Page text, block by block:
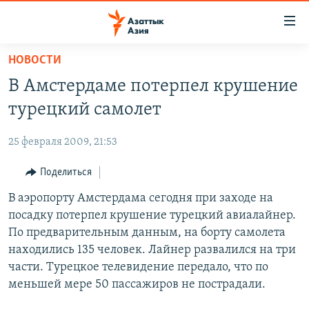
Вернуться
основному
содержанию
Вернутся
навигации
Вернутся
поиску
УЗБЕКИСТАН
ТАДЖИКИСТАН
ВОЙНА В УКРАИНЕ
НА ДРУГИХ ЯЗЫКАХ
ҚАЗАҚША
КЫРГЫЗЧА
ЎЗБЕКЧА
ТОҶИКӢ
TÜRKMENÇE
Все сайты РСЕ/РС
НОВОСТИ
В Амстердаме потерпел крушение
турецкий самолет
25 февраля 2009, 21:53
Поделиться
В аэропорту Амстердама сегодня при заходе на
посадку потерпел крушение турецкий авиалайнер.
По предварительным данным, на борту самолета
находились 135 человек. Лайнер развалился на три
части. Турецкое телевидение передало, что по
меньшей мере 50 пассажиров не пострадали.